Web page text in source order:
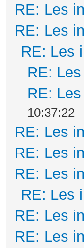
RE: Les
RE: Les
RE: Les
RE:
RE:
10:37:22
RE: Les
RE: Les
RE: Les
RE: Les
RE: Les
RE: Les